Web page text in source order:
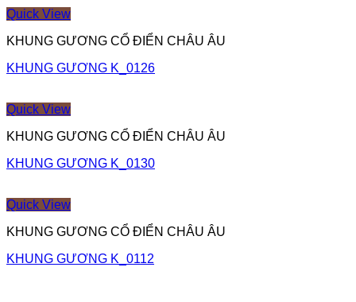
Quick View
KHUNG GƯƠNG CỔ ĐIỂN CHÂU ÂU
KHUNG GƯƠNG K_0126
Quick View
KHUNG GƯƠNG CỔ ĐIỂN CHÂU ÂU
KHUNG GƯƠNG K_0130
Quick View
KHUNG GƯƠNG CỔ ĐIỂN CHÂU ÂU
KHUNG GƯƠNG K_0112